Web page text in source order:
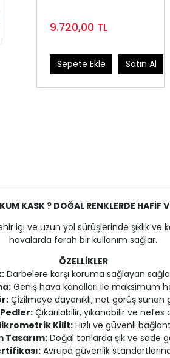
9.720,00 TL
Sepete Ekle Satın Al
KASK ? DOĞAL RENKLERDE HAFİF
içi ve uzun yol sürüşlerinde şıklık
havalarda ferah bir kullanım sağlar.
ÖZELLİKLER
Darbelere karşı koruma sağlayan
Geniş hava kanalları ile maksimum
Çizilmeye dayanıklı, net görüş sunan
Çıkarılabilir, yıkanabilir ve nefes
Kilit: Hızlı ve güvenli
Tasarım:Doğal tonlarda şık ve sade
Avrupa güvenlik